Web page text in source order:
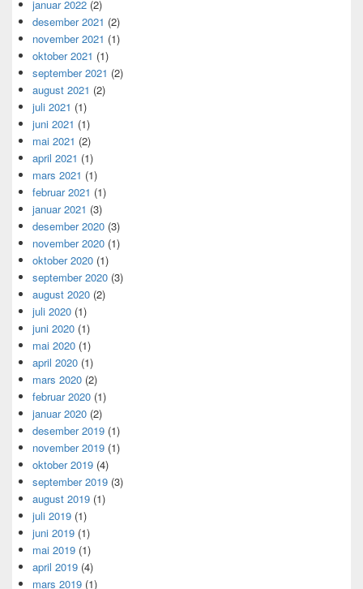
januar 2022 (2)
desember 2021 (2)
november 2021 (1)
oktober 2021 (1)
september 2021 (2)
august 2021 (2)
juli 2021 (1)
juni 2021 (1)
mai 2021 (2)
april 2021 (1)
mars 2021 (1)
februar 2021 (1)
januar 2021 (3)
desember 2020 (3)
november 2020 (1)
oktober 2020 (1)
september 2020 (3)
august 2020 (2)
juli 2020 (1)
juni 2020 (1)
mai 2020 (1)
april 2020 (1)
mars 2020 (2)
februar 2020 (1)
januar 2020 (2)
desember 2019 (1)
november 2019 (1)
oktober 2019 (4)
september 2019 (3)
august 2019 (1)
juli 2019 (1)
juni 2019 (1)
mai 2019 (1)
april 2019 (4)
mars 2019 (1)